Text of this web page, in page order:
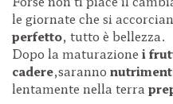
le giornate che si
perfetto, tutto è bellezza.
Dopo la maturazione i
cadere,saranno
lentamente nella terra